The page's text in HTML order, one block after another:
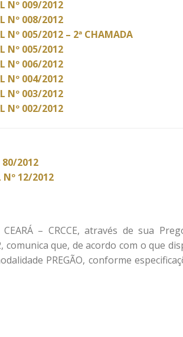
Nº 009/2012
Nº 008/2012
Nº 005/2012 – 2ª CHAMADA
Nº 005/2012
Nº 006/2012
Nº 004/2012
Nº 003/2012
Nº 002/2012
80/2012
Nº 12/2012
– CRCCE, através de sua
comunica que, de acordo com o que
PREGÃO, conforme